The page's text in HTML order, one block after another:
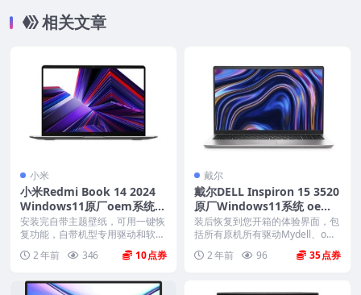
相关文章
小米
小米Redmi Book 14 2024
Windows11原厂oem系统镜
像下载
安装完自带主题壁纸，可用一键恢
复功能，自带机型专用驱动和软
件，将电脑恢复到出厂时...
2 年前 346 10
戴尔
戴尔DELL Inspiron 15 3520
原厂Windows11系统 oem
系统 不带F12功能
装后恢复到您开箱的体验界面，包
括所有原机所有驱动Mydell、offic
2 年前 96 35